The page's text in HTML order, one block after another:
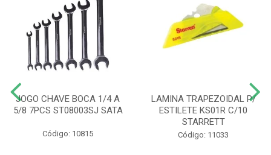
JOGO CHAVE BOCA 1/4 A
5/8 7PCS ST08003SJ SATA
Código: 10815
LAMINA TRAPEZOIDAL P/
ESTILETE KS01R C/10
STARRETT
Código: 11033